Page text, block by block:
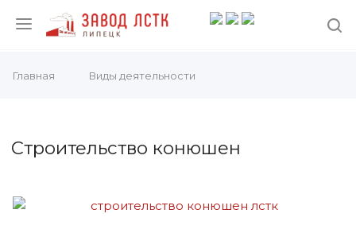
Главная Виды деятельности
Строительство конюшен